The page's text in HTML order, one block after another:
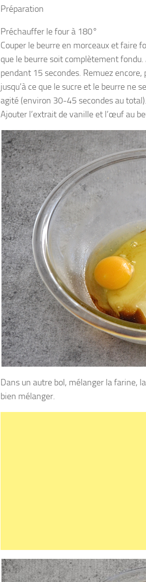
Préparation
Préchauffer le four à 180°
Couper le beurre en morceaux et faire
que le beurre soit complètement
pendant 15 secondes. Remuez
jusqu’à ce que le sucre et le beurre ne
agité (environ 30-45 secondes au total).
Ajouter l’extrait de vanille et l’œuf au
Dans un autre bol, mélanger la farine,
bien mélanger.